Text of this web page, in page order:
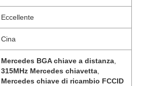
Eccellente
Cina
Mercedes BGA chiave a distanza
315MHz Mercedes chiavetta
Mercedes chiave di ricambio FCCID